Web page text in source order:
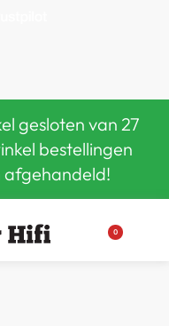
gesloten van 27
bestellingen
afgehandeld!
0